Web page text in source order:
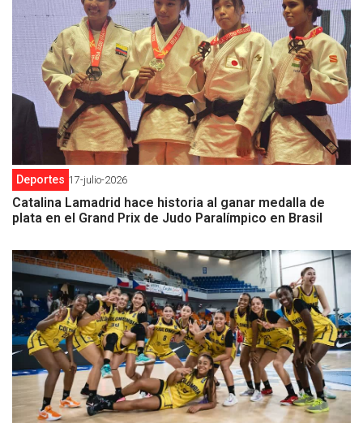
Deportes 17-julio-2026
Catalina Lamadrid hace historia al ganar medalla de
plata en el Grand Prix de Judo Paralímpico en Brasil